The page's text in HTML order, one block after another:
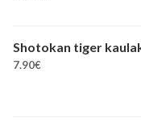
Shotokan tiger
7.90€